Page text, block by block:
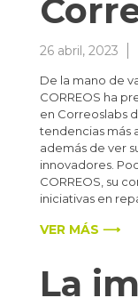
26 abril, 2023
De la mano de
CORREOS ha
en Correoslabs
tendencias más
además de ver
innovadores.
CORREOS, su
iniciativas en
VER MÁS ⟶
La